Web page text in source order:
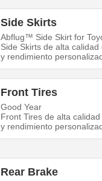
Side Skirts
Abflug™ Side Skirt for
Side Skirts de alta
y rendimiento
Front Tires
Good Year
Front Tires de alta
y rendimiento
Rear Brake